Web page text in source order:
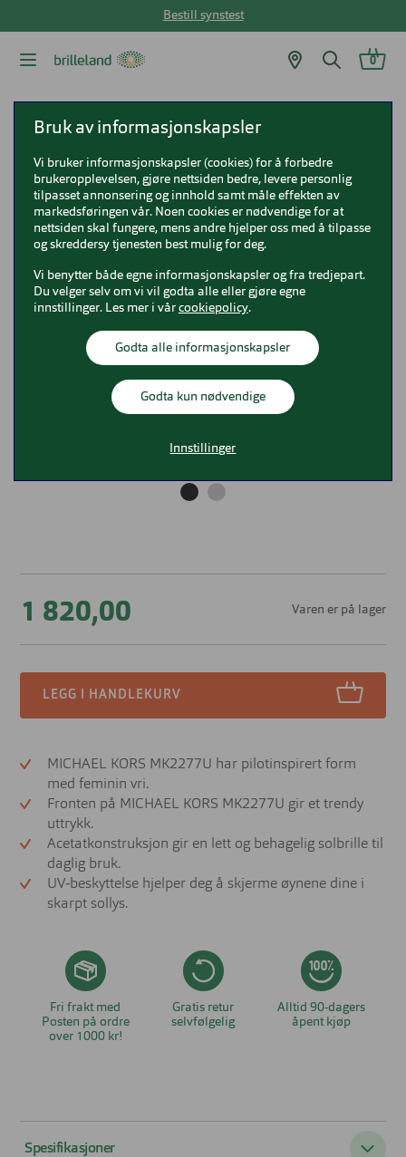
Bestill synstest
0
Michael Kors MK2277U Grenada
Michael Kors MK2277U Grenada
0MK2277U
1 820,00 Varen er på lager
LEGG I HANDLEKURV
MICHAEL KORS MK2277U har pilotinspirert form
med feminin vri.
Fronten på MICHAEL KORS MK2277U gir et trendy
uttrykk.
Acetatkonstruksjon gir en lett og behagelig solbrille til
daglig bruk.
UV‑beskyttelse hjelper deg å skjerme øynene dine i
skarpt sollys.
Fri frakt med
Posten på ordre
over 1000 kr!
Gratis retur
selvfølgelig
Alltid 90-dagers
åpent kjøp
Spesifikasjoner
Bruk av informasjonskapsler
Vi bruker informasjonskapsler (cookies) for å forbedre
brukeropplevelsen, gjøre nettsiden bedre, levere personlig
tilpasset annonsering og innhold samt måle effekten av
markedsføringen vår. Noen cookies er nødvendige for at
nettsiden skal fungere, mens andre hjelper oss med å tilpasse
og skreddersy tjenesten best mulig for deg.
Vi benytter både egne informasjonskapsler og fra tredjepart.
Du velger selv om vi vil godta alle eller gjøre egne
innstillinger. Les mer i vår cookiepolicy.
Godta alle informasjonskapsler
Godta kun nødvendige
Innstillinger